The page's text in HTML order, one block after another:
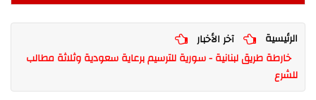
الرئيسية
آخر الأخبار
خارطة طريق لبنانية - سورية للترسيم برعاية سعودية وثلاثة مطالب
للشرع